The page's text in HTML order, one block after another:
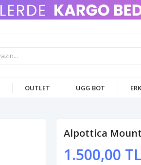
OUTLET UGG BOT
Alpottica
1.500,00 TL